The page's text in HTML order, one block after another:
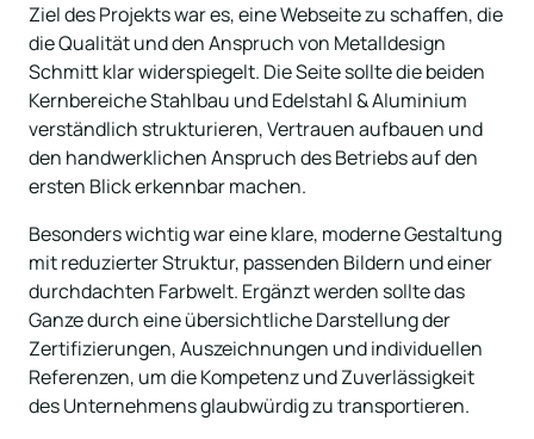
Ziel des Projekts war es, eine Webseite zu schaffen, die
die Qualität und den Anspruch von Metalldesign
Schmitt klar widerspiegelt. Die Seite sollte die beiden
Kernbereiche Stahlbau und Edelstahl & Aluminium
verständlich strukturieren, Vertrauen aufbauen und
den handwerklichen Anspruch des Betriebs auf den
ersten Blick erkennbar machen.
Besonders wichtig war eine klare, moderne Gestaltung
mit reduzierter Struktur, passenden Bildern und einer
durchdachten Farbwelt. Ergänzt werden sollte das
Ganze durch eine übersichtliche Darstellung der
Zertifizierungen, Auszeichnungen und individuellen
Referenzen, um die Kompetenz und Zuverlässigkeit
des Unternehmens glaubwürdig zu transportieren.